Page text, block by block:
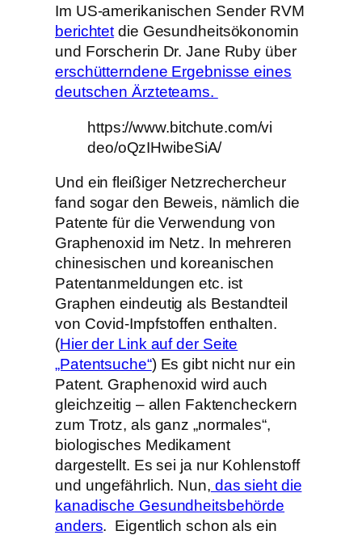
Im US-amerikanischen Sender RVM
berichtetdie Gesundheitsökonomin
und Forscherin Dr. Jane Ruby über
erschütterndene Ergebnisse eines
deutschen Ärzteteams.
https://www.bitchute.com/vi
deo/oQzIHwibeSiA/
Und ein fleißiger Netzrechercheur
fand sogar den Beweis, nämlich die
Patente für die Verwendung von
Graphenoxid im Netz. In mehreren
chinesischen und koreanischen
Patentanmeldungen etc. ist
Graphen eindeutig als Bestandteil
von Covid-Impfstoffen enthalten.
(Hier der Link auf der Seite
„Patentsuche“) Es gibt nicht nur ein
Patent. Graphenoxid wird auch
gleichzeitig – allen Faktencheckern
zum Trotz, als ganz „normales“,
biologisches Medikament
dargestellt. Es sei ja nur Kohlenstoff
und ungefährlich. Nun, das sieht die
kanadische Gesundheitsbehörde
anders. Eigentlich schon als ein